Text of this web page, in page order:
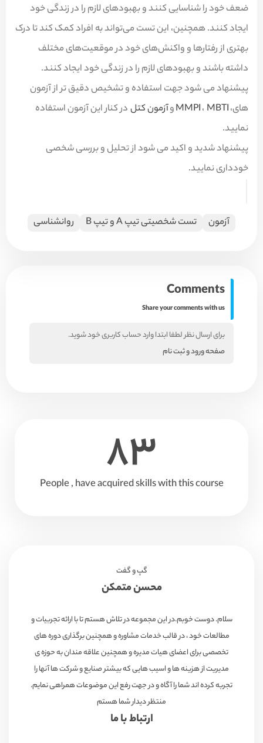
ضعف خود را شناسایی کنند و بهبودهای لازم را در زندگی خود
ایجاد کنند. همچنین، این تست می‌تواند به افراد کمک کند تا درک
بهتری از رفتارها و واکنش‌های خود در موقعیت‌های مختلف
داشته باشند و بهبودهای لازم را در زندگی خود ایجاد کنند.
پیشنهاد می شود جهت استفاده و تشخیص دقیق تر از آزمون
های،
MMPI، MBTI وآزمون کتل در کنار این آزمون استفاده
نمایید.
پیشنهاد شدید و اکید می شود از تحلیل و بررسی شخصی
خودداری نمایید.
آزمون تست شخصیتی تیپ A و تیپ B روانشناسی
Comments
Share your comments with us
برای ارسال نظر لطفا ابتدا وارد حساب کاربری خود شوید.
صفحه ورود و ثبت نام
83
People , have acquired skills with this course
گپ و گفت
محسن متمکن
سلام. دوست خوبم.در این مجموعه در تلاش هستم تا با ارائه تجربیات و
مطالعات خود ، در قالب خدمات مشاوره و همچنین برگذاری دوره های
تخصصی برای اعضای هیات مدیره و همچنین علاقه مندان به حوزه ی
مدیریت از هزینه ها و اسیب هایی که بیشتر صنایع و شرکت ها آنها را
تجربه کرده اند شما را آگاه و در جهت رفع این موضوعات همراهی نمایم.
منتظر دیدار شما هستم
ارتباط با ما